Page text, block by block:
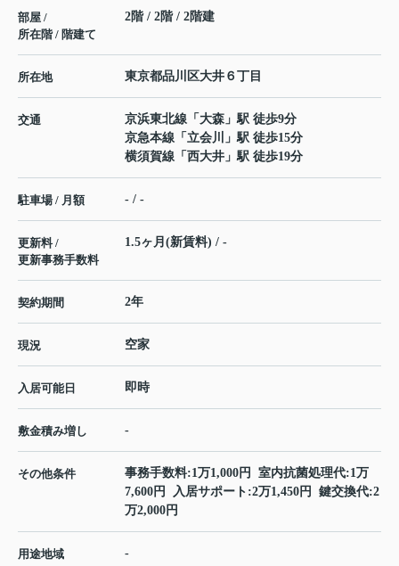
部屋 /
所在階 / 階建て
2階 / 2階 / 2階建
所在地 東京都品川区大井 ６丁目
交通 京浜東北線 「 大森 」駅 徒歩9分
京急本線 「 立会川
」駅 徒歩15分
横須賀線 「 西大井 」駅 徒歩19分
駐車場 / 月額 - / -
更新料 /
更新事務手数料
1.5ヶ月(新賃料) / -
契約期間 2年
現況 空家
入居可能日 即時
敷金積み増し -
その他条件
事務手数料:1万1,000円 室内抗菌処理代:1万
7,600円 入居サポート:2万1,450円 鍵交換代:2
万2,000円
用途地域 -